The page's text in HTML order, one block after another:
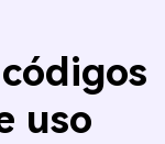
uso